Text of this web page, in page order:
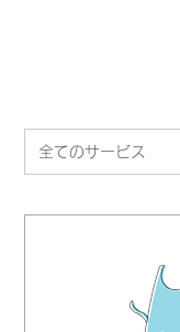
全てのサービス